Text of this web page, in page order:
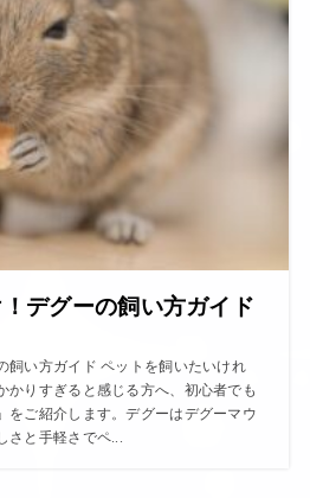
デグーの飼い方ガイド
飼い方ガイド ペットを飼いたいけれ
かりすぎると感じる方へ、初心者でも
をご紹介します。デグーはデグーマウ
さと手軽さでペ...